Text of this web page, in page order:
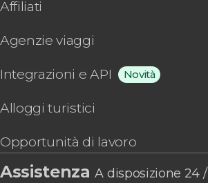
Affiliati
Agenzie viaggi
Integrazioni e API Novità
Alloggi turistici
Opportunità di lavoro
AssistenzaA disposizione 24